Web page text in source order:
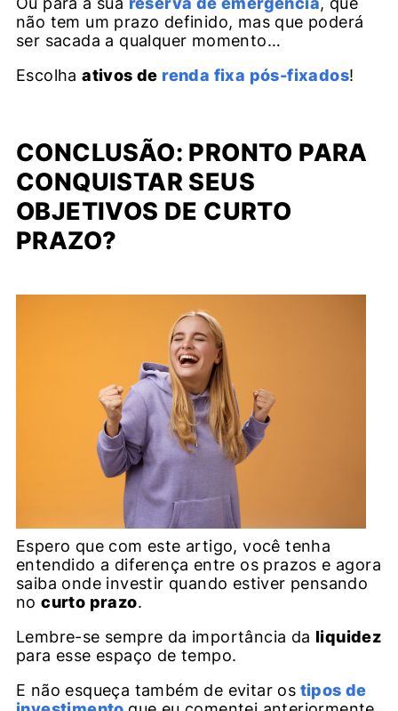
não tem um prazo definido, mas que poderá
ser sacada a qualquer momento…
Escolhaativos de renda fixa pós-fixados!
CONCLUSÃO: PRONTO PARA
CONQUISTAR SEUS
OBJETIVOS DE CURTO
PRAZO?
Espero que com este artigo, você tenha
entendido a diferença entre os prazos e agora
saiba onde investir quando estiver pensando
nocurto prazo.
Lembre-se sempre da importância da liquidez
para esse espaço de tempo.
E não esqueça também de evitar os tipos de